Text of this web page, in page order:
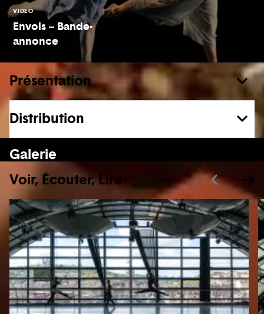
VIDÉO
Envols – Bande-
annonce
Présentation
Distribution
Galerie
Voir, Écouter, Lire